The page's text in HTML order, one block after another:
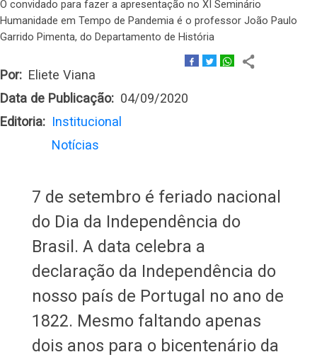
O convidado para fazer a apresentação no XI Seminário
Humanidade em Tempo de Pandemia é o professor João Paulo
Garrido Pimenta, do Departamento de História
Por
Eliete Viana
Data de Publicação
04/09/2020
Editoria
Institucional
Notícias
7 de setembro é feriado nacional
do Dia da Independência do
Brasil. A data celebra a
declaração da Independência do
nosso país de Portugal no ano de
1822. Mesmo faltando apenas
dois anos para o bicentenário da